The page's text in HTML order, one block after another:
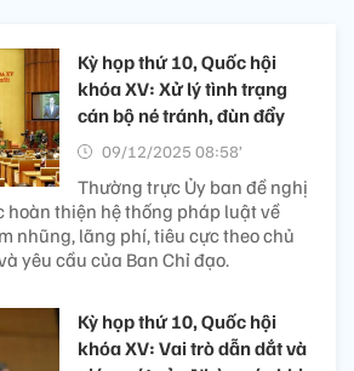
Kỳ họp thứ 10, Quốc hội
khóa XV: Xử lý tình trạng
cán bộ né tránh, đùn đẩy
09/12/2025 08:58’
Thường trực Ủy ban đề nghị
hoàn thiện hệ thống pháp luật về
nhũng, lãng phí, tiêu cực theo chủ
yêu cầu của Ban Chỉ đạo.
Kỳ họp thứ 10, Quốc hội
khóa XV: Vai trò dẫn dắt và